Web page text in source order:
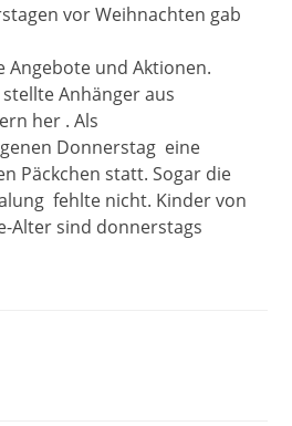
vor Weihnachten gab
Angebote und Aktionen.
Anhänger aus
her . Als
Donnerstag eine
Päckchen statt. Sogar die
fehlte nicht. Kinder von
Alter sind donnerstags